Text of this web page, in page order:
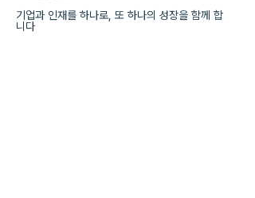
기업과 인재를 하나로, 또 하나의 성장을 함께 합
니다